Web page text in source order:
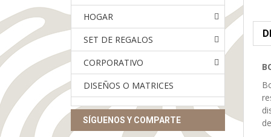
HOGAR
SET DE REGALOS
CORPORATIVO
DISEÑOS O MATRICES
SÍGUENOS Y COMPARTE